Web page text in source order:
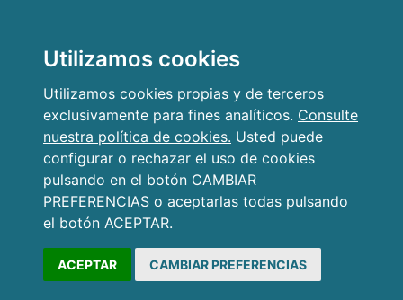
Utilizamos cookies
Utilizamos cookies propias y de terceros
exclusivamente para fines analíticos. Consulte
nuestra política de cookies. Usted puede
configurar o rechazar el uso de cookies
pulsando en el botón CAMBIAR
PREFERENCIAS o aceptarlas todas pulsando
el botón ACEPTAR.
ACEPTAR CAMBIAR PREFERENCIAS